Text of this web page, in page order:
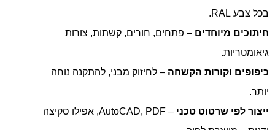
בכל צבע RAL.
חיתוכים מיוחדים – פתחים, חורים, קשתות, צורות
גיאומטריות.
כיפופים וקורות הקשחה – לחיזוק מבני, להתקנה נוחה
יותר.
ייצור לפי שרטוט טכני
– AutoCAD, PDF, אפילו סקיצה